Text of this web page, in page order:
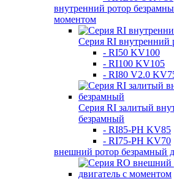
внутренний ротор
моментом
Серия RI внутренний
- RI50 KV100
- RI100 KV105
- RI80 V2.0
Серия RI залитый
безрамный
- RI85-PH KV85
- RI75-PH KV70
внешний ротор безрамный